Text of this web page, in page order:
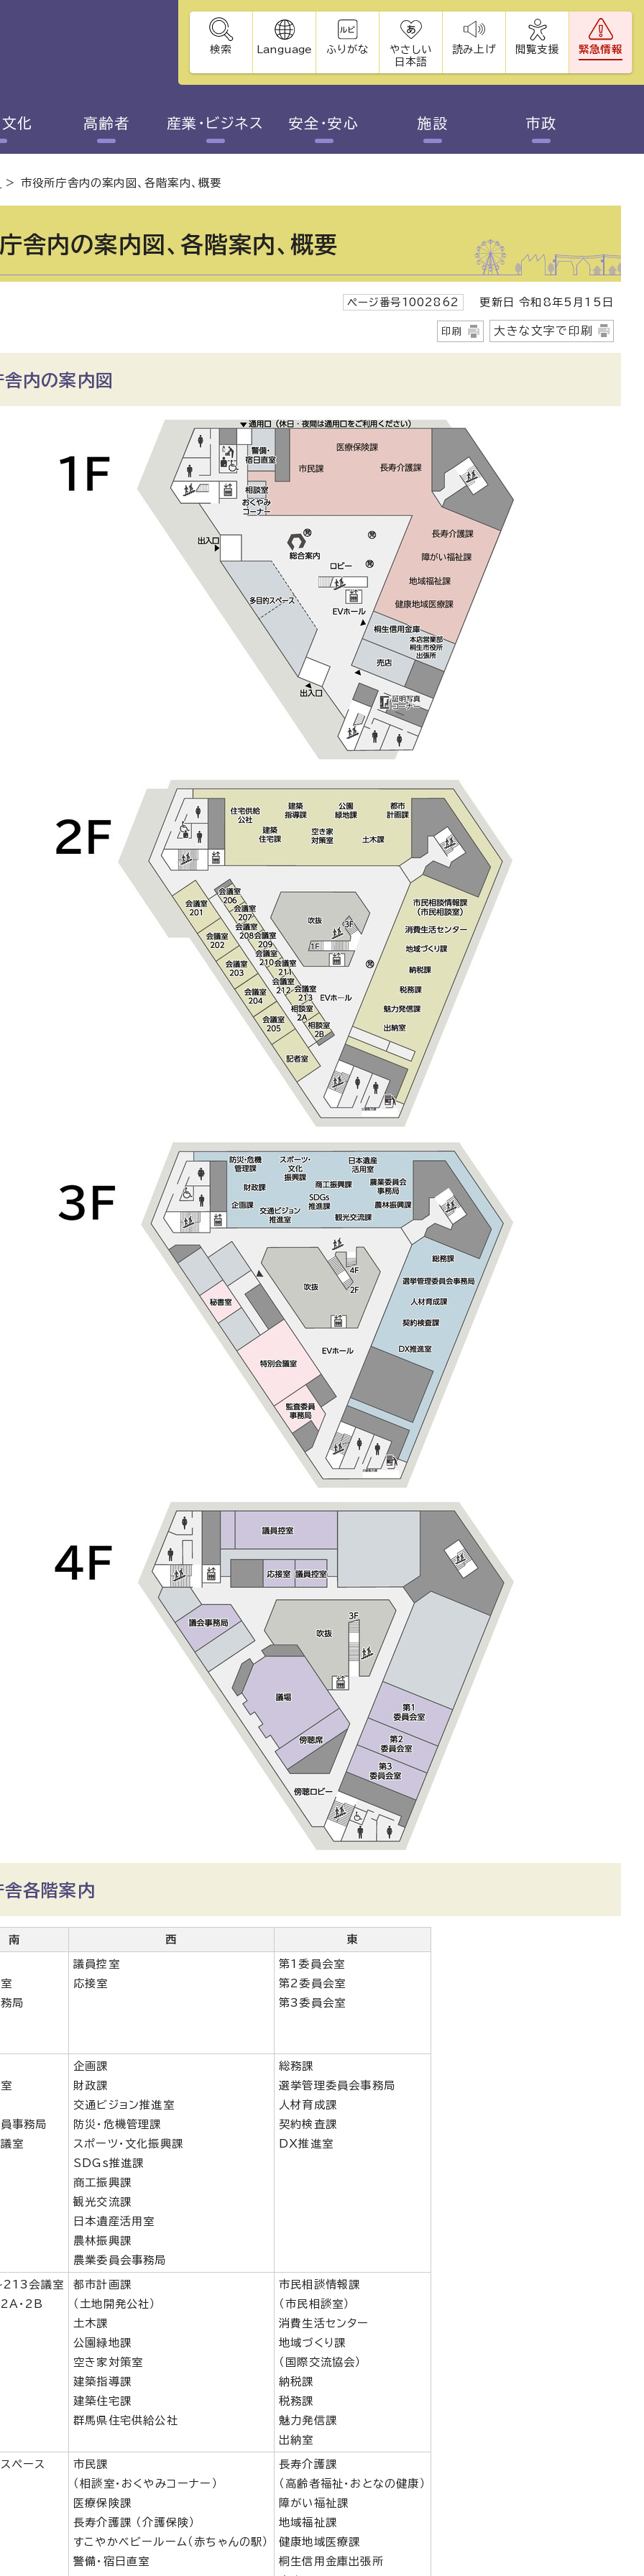
検索 Language ふりがな
やさしい
日本語
読み上げ 閲覧支援 緊急情報
文化 高齢者 産業・ビジネス 安全・安心 施設 市政
> 市役所庁舎内の案内図、各階案内、概要
舎内の案内図、各階案内、概要
ページ番号1002862 更新日 令和8年5月15日
印刷 大きな文字で印刷
内の案内図
各階案内
南 西 東
局
議員控室
応接室
第1委員会室
第2委員会室
第3委員会室
事務局
室
企画課
財政課
交通ビジョン推進室
防災・危機管理課
スポーツ・文化振興課
SDGs推進課
商工振興課
観光交流課
日本遺産活用室
農林振興課
農業委員会事務局
総務課
選挙管理委員会事務局
人材育成課
契約検査課
DX推進室
会議室
・2B
都市計画課
（土地開発公社）
土木課
公園緑地課
空き家対策室
建築指導課
建築住宅課
群馬県住宅供給公社
市民相談情報課
（市民相談室）
消費生活センター
地域づくり課
（国際交流協会）
納税課
税務課
魅力発信課
出納室
ペース
市民課
（相談室・おくやみコーナー）
医療保険課
長寿介護課 （介護保険）
すこやかベビールーム（赤ちゃんの駅）
警備・宿日直室
長寿介護課
（高齢者福祉・おとなの健康）
障がい福祉課
地域福祉課
健康地域医療課
桐生信用金庫出張所